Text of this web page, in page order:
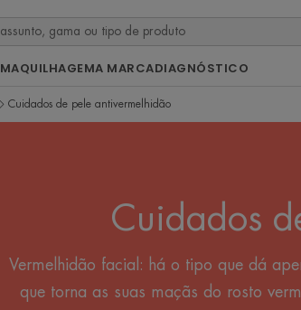
MAQUILHAGEMA MARCADIAGNÓSTICO
Cuidados de pele antivermelhidão
Cuidados
Vermelhidão facial: há o tipo que dá
que torna as suas maçãs do rosto